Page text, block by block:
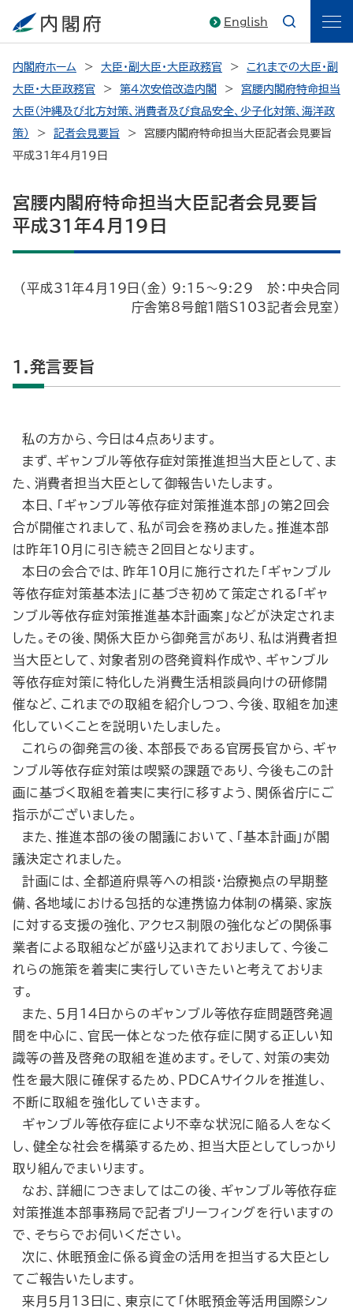
English
内閣府ホーム 大臣・副大臣・大臣政務官
これまでの大臣・副
大臣・大臣政務官
第4次安倍改造内閣
宮腰内閣府特命担当
大臣（沖縄及び北方対策、消費者及び食品安全、少子化対策、海洋政
策）
記者会見要旨
宮腰内閣府特命担当大臣記者会見要旨
平成31年4月19日
宮腰内閣府特命担当大臣記者会見要旨
平成31年4月19日
（平成31年4月19日（金） 9:15～9:29 於：中央合同
庁舎第8号館1階S103記者会見室）
1.発言要旨
私の方から、今日は４点あります。
まず、ギャンブル等依存症対策推進担当大臣として、ま
た、消費者担当大臣として御報告いたします。
本日、「ギャンブル等依存症対策推進本部」の第２回会
合が開催されまして、私が司会を務めました。推進本部
は昨年10月に引き続き２回目となります。
本日の会合では、昨年10月に施行された「ギャンブル
等依存症対策基本法」に基づき初めて策定される「ギャ
ンブル等依存症対策推進基本計画案」などが決定されま
した。その後、関係大臣から御発言があり、私は消費者担
当大臣として、対象者別の啓発資料作成や、ギャンブル
等依存症対策に特化した消費生活相談員向けの研修開
催など、これまでの取組を紹介しつつ、今後、取組を加速
化していくことを説明いたしました。
これらの御発言の後、本部長である官房長官から、ギャ
ンブル等依存症対策は喫緊の課題であり、今後もこの計
画に基づく取組を着実に実行に移すよう、関係省庁にご
指示がございました。
また、推進本部の後の閣議において、「基本計画」が閣
議決定されました。
計画には、全都道府県等への相談・治療拠点の早期整
備、各地域における包括的な連携協力体制の構築、家族
に対する支援の強化、アクセス制限の強化などの関係事
業者による取組などが盛り込まれておりまして、今後こ
れらの施策を着実に実行していきたいと考えておりま
す。
また、５月14日からのギャンブル等依存症問題啓発週
間を中心に、官民一体となった依存症に関する正しい知
識等の普及啓発の取組を進めます。そして、対策の実効
性を最大限に確保するため、PDCAサイクルを推進し、
不断に取組を強化していきます。
ギャンブル等依存症により不幸な状況に陥る人をなく
し、健全な社会を構築するため、担当大臣としてしっかり
取り組んでまいります。
なお、詳細につきましてはこの後、ギャンブル等依存症
対策推進本部事務局で記者ブリーフィングを行いますの
で、そちらでお伺いください。
次に、休眠預金に係る資金の活用を担当する大臣とし
てご報告いたします。
来月５月13日に、東京にて「休眠預金等活用国際シン